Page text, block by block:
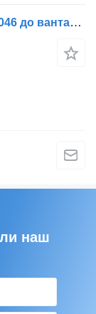
Насос гідропідсилювача 352 960 229 046 до вантажівки Renault Midlum | 00
наш